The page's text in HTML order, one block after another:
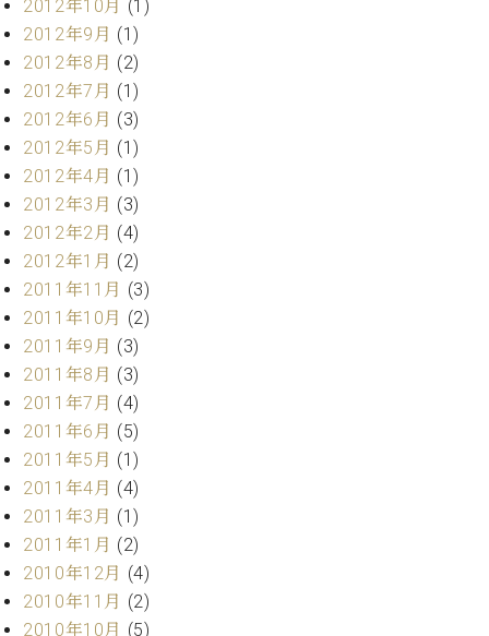
2012年10月 (1)
2012年9月 (1)
2012年8月 (2)
2012年7月 (1)
2012年6月 (3)
2012年5月 (1)
2012年4月 (1)
2012年3月 (3)
2012年2月 (4)
2012年1月 (2)
2011年11月 (3)
2011年10月 (2)
2011年9月 (3)
2011年8月 (3)
2011年7月 (4)
2011年6月 (5)
2011年5月 (1)
2011年4月 (4)
2011年3月 (1)
2011年1月 (2)
2010年12月 (4)
2010年11月 (2)
2010年10月 (5)